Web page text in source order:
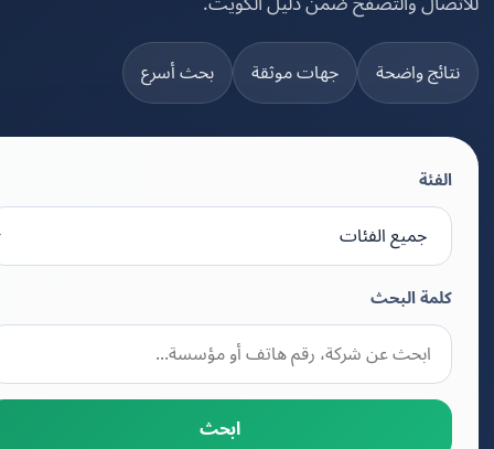
واضحة جهات موثقة بحث أسرع
كلمة البحث
ابحث